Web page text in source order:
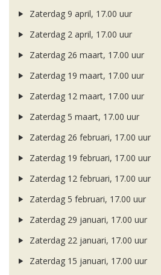
Zaterdag 9 april, 17.00 uur
Zaterdag 2 april, 17.00 uur
Zaterdag 26 maart, 17.00 uur
Zaterdag 19 maart, 17.00 uur
Zaterdag 12 maart, 17.00 uur
Zaterdag 5 maart, 17.00 uur
Zaterdag 26 februari, 17.00 uur
Zaterdag 19 februari, 17.00 uur
Zaterdag 12 februari, 17.00 uur
Zaterdag 5 februari, 17.00 uur
Zaterdag 29 januari, 17.00 uur
Zaterdag 22 januari, 17.00 uur
Zaterdag 15 januari, 17.00 uur